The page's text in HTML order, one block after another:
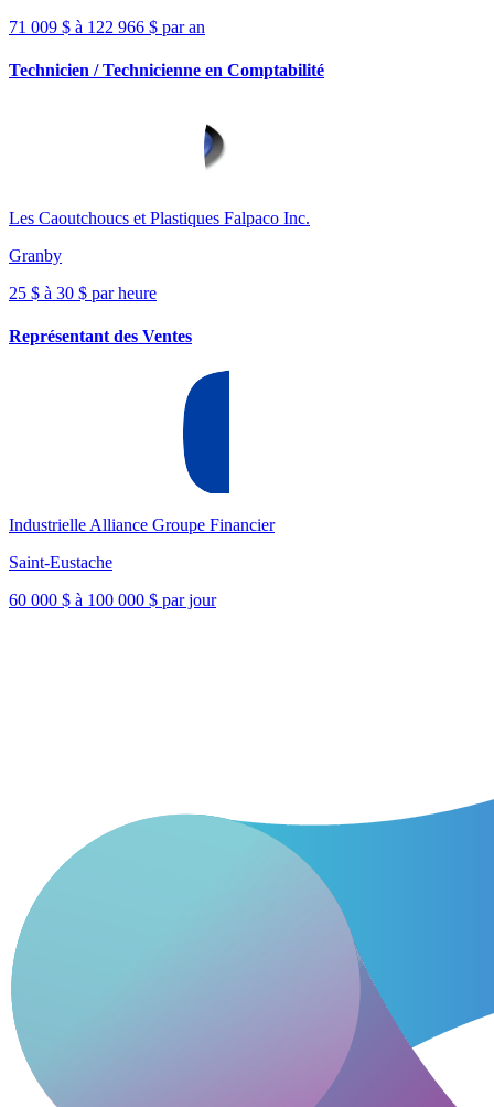
71 009 $ à 122 966 $ par an
Technicien / Technicienne en Comptabilité
Les Caoutchoucs et Plastiques Falpaco Inc.
Granby
25 $ à 30 $ par heure
Représentant des Ventes
Industrielle Alliance Groupe Financier
Saint-Eustache
60 000 $ à 100 000 $ par jour